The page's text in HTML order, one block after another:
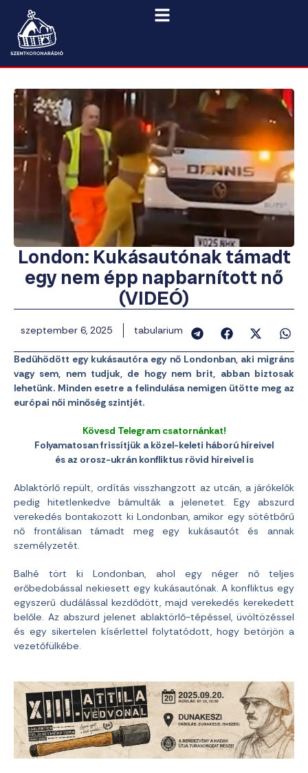
London: Kukásautónak támadt
egy nem épp napbarnított nő
(VIDEÓ)
szeptember 6, 2025 tabularium
Bedühödött egy kukásautóra egy nő Londonban, aki migráns
vagy sem, nem tudjuk, de hogy nem brit, abban biztosak
lehetünk. Minden esetre a felindulása nemigen ütötte meg az
európai női minőség szintjét.
Kövesd Telegram csatornánkat!
Folyamatosan frissítjük a közel-keleti háború híreivel
és az orosz-ukrán konfliktus rövid híreivel is
Ablaktörlő repült, ordítás visszhangzott az utcán, a járókelők
pedig hitetlenkedve bámulták a jelenetet. Egy abszurd
verekedés bontakozott ki Londonban, amikor egy sötétbőrű
nő frontálisan támadt meg egy kukásautót és annak
személyzetét.
Balhé tört ki Londonban, ahol egy néger nő teljes
erőbedobással nekiesett egy kukásautónak. A konfliktus egy
egyszerű dudálással kezdődött, majd verekedés kerekedett
belőle. Az abszurd jelenet ablaktörlő-tépéssel, üvöltözéssel
és egy sikertelen kísérlettel folytatódott, hogy betörjön a
vezetőfülkébe.